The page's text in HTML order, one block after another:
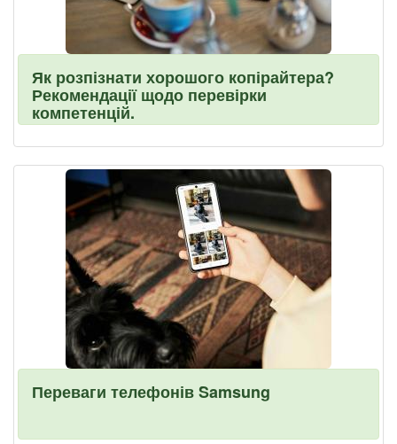
Як розпізнати хорошого копірайтера?
Рекомендації щодо перевірки
компетенцій.
Переваги телефонів Samsung